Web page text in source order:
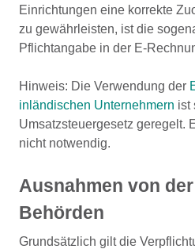
Einrichtungen eine korrekte
zu gewährleisten, ist die
Pflichtangabe in der E-
Hinweis: Die Verwendung der
inländischen Unternehmern ist
Umsatzsteuergesetz geregelt.
nicht notwendig.
Ausnahmen von
Behörden
Grundsätzlich gilt die